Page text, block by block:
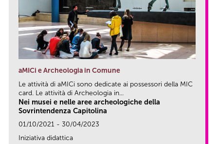
aMICi e Archeologia in Comune
Le attività di aMICi sono dedicate ai possessori della MIC
card. Le attività di Archeologia in...
Nei musei e nelle aree archeologiche della
Sovrintendenza Capitolina
01/10/2021 - 30/04/2023
Iniziativa didattica